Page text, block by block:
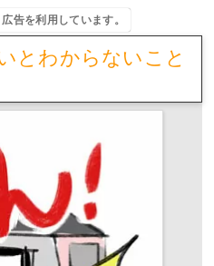
告を利用しています。
とわからないこと